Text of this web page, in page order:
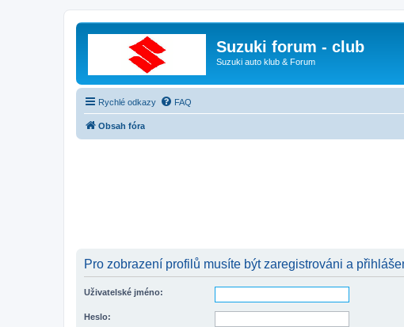
Suzuki forum - club
Suzuki auto klub & Forum
Rychlé odkazy FAQ
Obsah fóra
Pro zobrazení profilů musíte být zaregistrováni a
Uživatelské jméno:
Heslo: